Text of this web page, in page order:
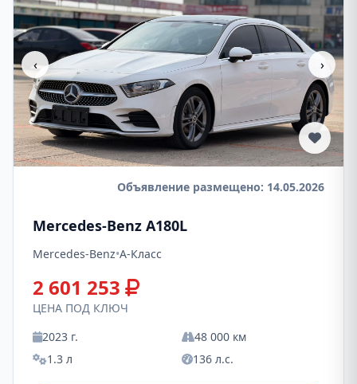
‹ ›
Объявление размещено: 14.05.2026
Mercedes-Benz A180L
Mercedes-Benz•A-Класс
2 601 253
ЦЕНА ПОД КЛЮЧ
2023 г.
48 000 км
1.3 л
136 л.с.